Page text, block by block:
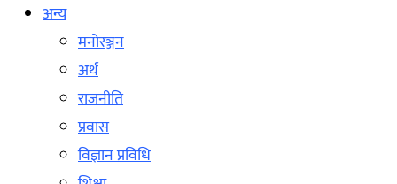
अन्य
मनोरञ्जन
अर्थ
राजनीति
प्रवास
विज्ञान प्रविधि